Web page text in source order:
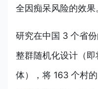
全因痴呆风险的效果
研究在中国 3 个省
整群随机化设计（
体），将 163 个村